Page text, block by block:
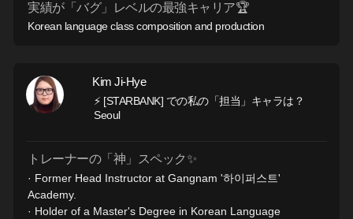
実績が「バグ」レベルの最強キャリア🏆
Korean language class composition and production
Kim Ji-Hye
⚡ [STARBANK] での私の「担当」キャラは？
Seoul
トレーナーの「神」スペック✨
· Former Head Instructor at Gangnam '하이퍼스트'
Academy.
· Holder of a Master's Degree in Korean Language